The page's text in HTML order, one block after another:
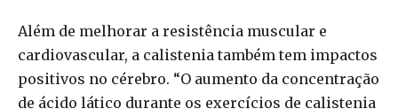
Além de melhorar a resistência muscular e
cardiovascular, a calistenia também tem impactos
positivos no cérebro. “O aumento da concentração
de ácido lático durante os exercícios de calistenia